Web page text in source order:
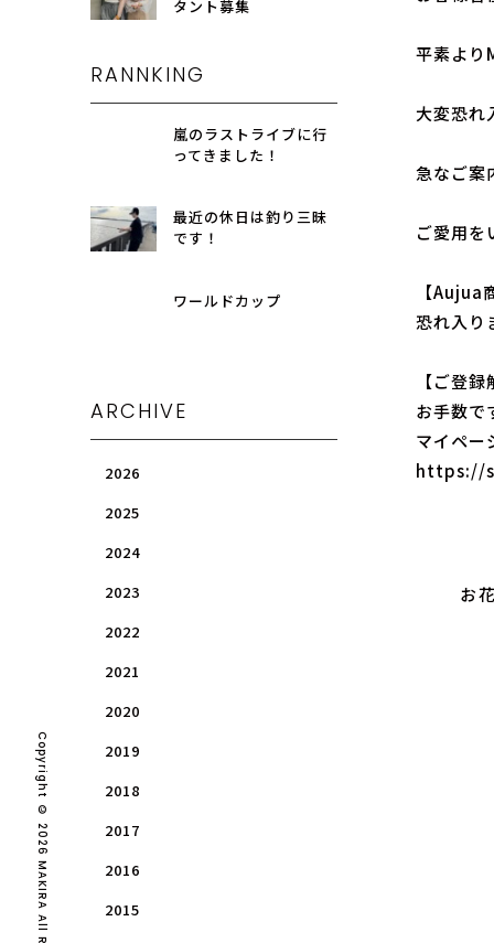
平素より
大変恐
急なご案
ご愛用を
【Aujua
恐れ入り
【ご登
お手数で
マイペー
https://
お
タント募集
RANNKING
嵐のラストライブに行
ってきました！
最近の休日は釣り三昧
です！
ワールドカップ
ARCHIVE
2026
2025
2024
2023
2022
2021
2020
2019
2018
2017
2016
2015